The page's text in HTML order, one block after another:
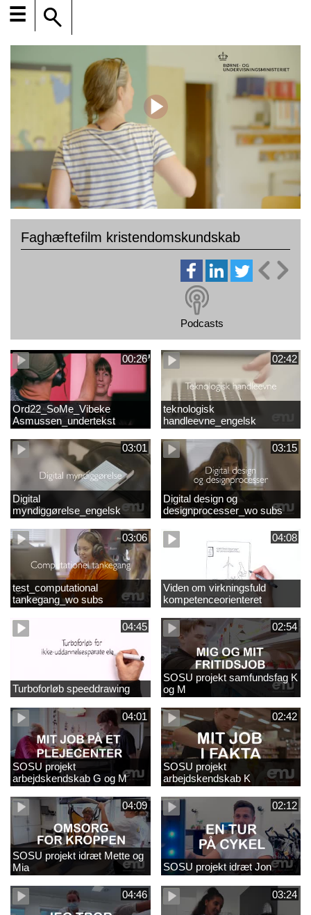
☰
Faghæftefilm kristendomskundskab
Podcasts
00:26
Ord22_SoMe_Vibeke
Asmussen_undertekst
02:42
teknologisk
handleevne_engelsk
03:01
Digital
myndiggørelse_engelsk
03:15
Digital design og
designprocesser_wo subs
03:06
test_computational
tankegang_wo subs
04:08
Viden om virkningsfuld
kompetenceorienteret
naturfagsundervisning
04:45
Turboforløb speeddrawing
02:54
SOSU projekt samfundsfag K
og M
04:01
SOSU projekt
arbejdskendskab G og M
02:42
SOSU projekt
arbejdskendskab K
04:09
SOSU projekt idræt Mette og
Mia
02:12
SOSU projekt idræt Jon
04:46 03:24